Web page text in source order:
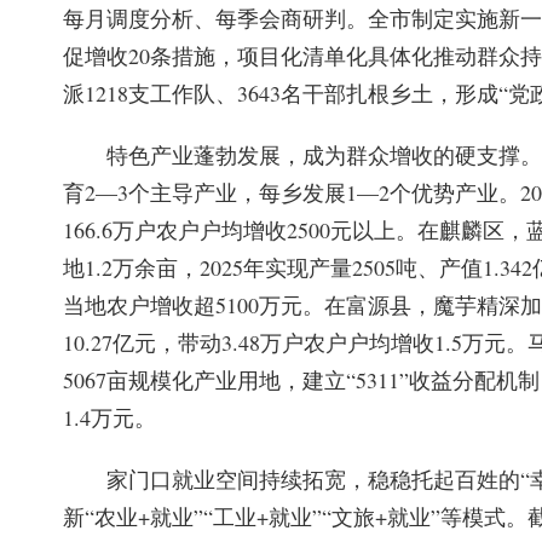
每月调度分析、每季会商研判。全市制定实施新
促增收20条措施，项目化清单化具体化推动群众
派1218支工作队、3643名干部扎根乡土，形成“
特色产业蓬勃发展，成为群众增收的硬支撑
育2—3个主导产业，每乡发展1—2个优势产业。
166.6万户农户户均增收2500元以上。在麒麟区
地1.2万余亩，2025年实现产量2505吨、产值
当地农户增收超5100万元。在富源县，魔芋精深
10.27亿元，带动3.48万户农户户均增收1.5万元
5067亩规模化产业用地，建立“5311”收益分配机
1.4万元。
家门口就业空间持续拓宽，稳稳托起百姓的
新“农业+就业”“工业+就业”“文旅+就业”等模式